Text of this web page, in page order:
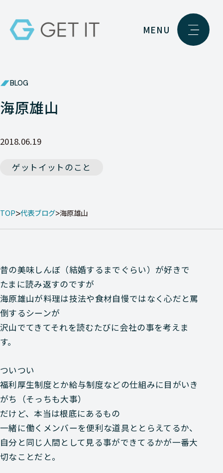
MENU
BLOG
海原雄山
2018.06.19
ゲットイットのこと
TOP 代表ブログ 海原雄山
昔の美味しんぼ（結婚するまでぐらい）が好きで
たまに読み返すのですが
海原雄山が料理は技法や食材自慢ではなく心だと罵
倒するシーンが
沢山でてきてそれを読むたびに会社の事を考えま
す。
ついつい
福利厚生制度とか給与制度などの仕組みに目がいき
がち（そっちも大事）
だけど、本当は根底にあるもの
一緒に働くメンバーを便利な道具ととらえてるか、
自分と同じ人間として見る事ができてるかが一番大
切なことだと。